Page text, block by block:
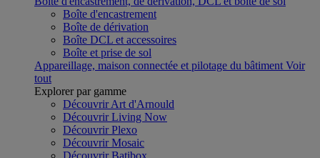
Boîte d'encastrement
Boîte de dérivation
Boîte DCL et accessoires
Boîte et prise de sol
Appareillage, maison connectée et pilotage du bâtiment Voir
tout
Explorer par gamme
Découvrir Art d'Arnould
Découvrir Living Now
Découvrir Plexo
Découvrir Mosaic
Découvrir Batibox